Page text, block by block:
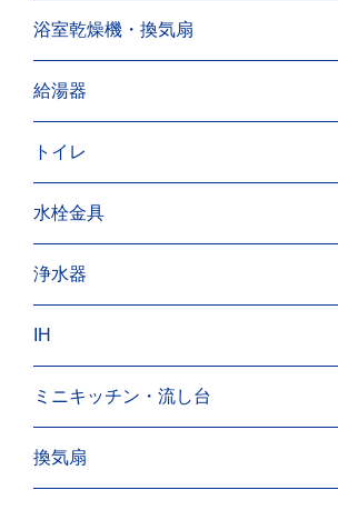
浴室乾燥機・換気扇
給湯器
トイレ
水栓金具
浄水器
IH
ミニキッチン・流し台
換気扇